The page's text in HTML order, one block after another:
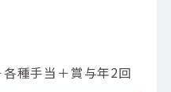
種手当＋賞与年2回